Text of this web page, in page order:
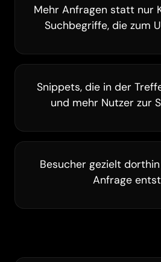
Mehr Anfragen statt nur
Suchbegriffe, die zum
Snippets, die in der
und mehr Nutzer zur
Besucher gezielt
Anfrage